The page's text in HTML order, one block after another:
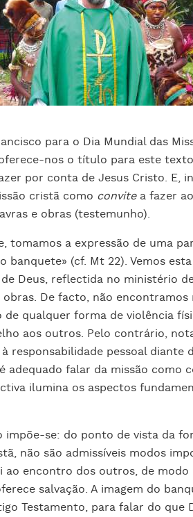
para o Dia Mundial das
nos o título para este
por conta de Jesus Cristo. E,
cristã como convitea fazer
e obras (testemunho).
tomamos a expressão de uma
banquete» (cf. Mt 22). Vemos
Deus, reflectida no ministério
De facto, não encontramos
de qualquer forma de violência
aos outros. Pelo contrário,
responsabilidade pessoal diante
adequado falar da missão como
ilumina os aspectos
impõe-se: do ponto de vista da
não são admissíveis modos
ao encontro dos outros, de modo
salvação. A imagem do
Testamento, para falar do que